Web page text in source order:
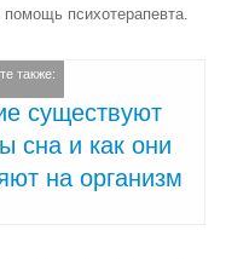
психотерапевта.
также:
существуют
сна и как они
на организм